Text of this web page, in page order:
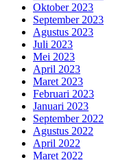
Oktober 2023
September 2023
Agustus 2023
Juli 2023
Mei 2023
April 2023
Maret 2023
Februari 2023
Januari 2023
September 2022
Agustus 2022
April 2022
Maret 2022